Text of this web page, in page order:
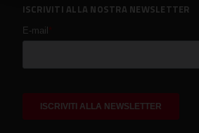
ISCRIVITI ALLA NOSTRA NEWSLETTER